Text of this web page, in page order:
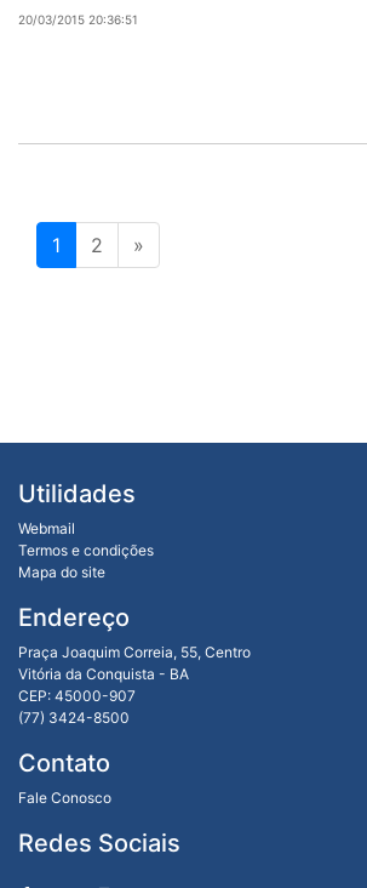
20/03/2015 20:36:51
1 2 »
Utilidades
Webmail
Termos e condições
Mapa do site
Endereço
Praça Joaquim Correia, 55, Centro
Vitória da Conquista - BA
CEP: 45000-907
(77) 3424-8500
Contato
Fale Conosco
Redes Sociais